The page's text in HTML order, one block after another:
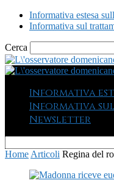
Informativa estesa
Informativa sul
Cerca
Informativa
Informativa
Newsletter
Home Articoli Regina del